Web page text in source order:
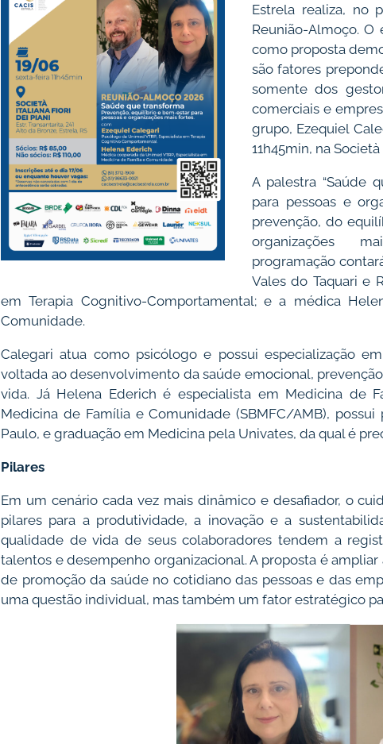
Estrela realiza, no
Reunião-Almoço.
como proposta
são fatores
somente dos
comerciais e
grupo, Ezequiel
11h45min, na
A palestra “Saúde
para pessoas e
prevenção, do
organizações
programação
Vales do Taquari e
em Terapia Cognitivo-Comportamental; e a médica
Comunidade.
Calegari atua como psicólogo e possui especialização
voltada ao desenvolvimento da saúde emocional,
vida. Já Helena Ederich é especialista em Medicina de
Medicina de Família e Comunidade (SBMFC/AMB),
Paulo, e graduação em Medicina pela Univates, da qual é
Pilares
Em um cenário cada vez mais dinâmico e desafiador, o
pilares para a produtividade, a inovação e a
qualidade de vida de seus colaboradores tendem a
talentos e desempenho organizacional. A proposta é
de promoção da saúde no cotidiano das pessoas e das
uma questão individual, mas também um fator estratégico